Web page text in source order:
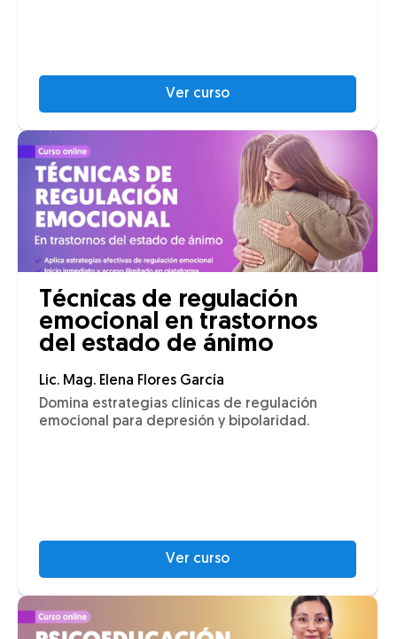
Ver curso
Técnicas de regulación
emocional en trastornos
del estado de ánimo
Lic. Mag. Elena Flores García
Domina estrategias clínicas de regulación
emocional para depresión y bipolaridad.
Ver curso